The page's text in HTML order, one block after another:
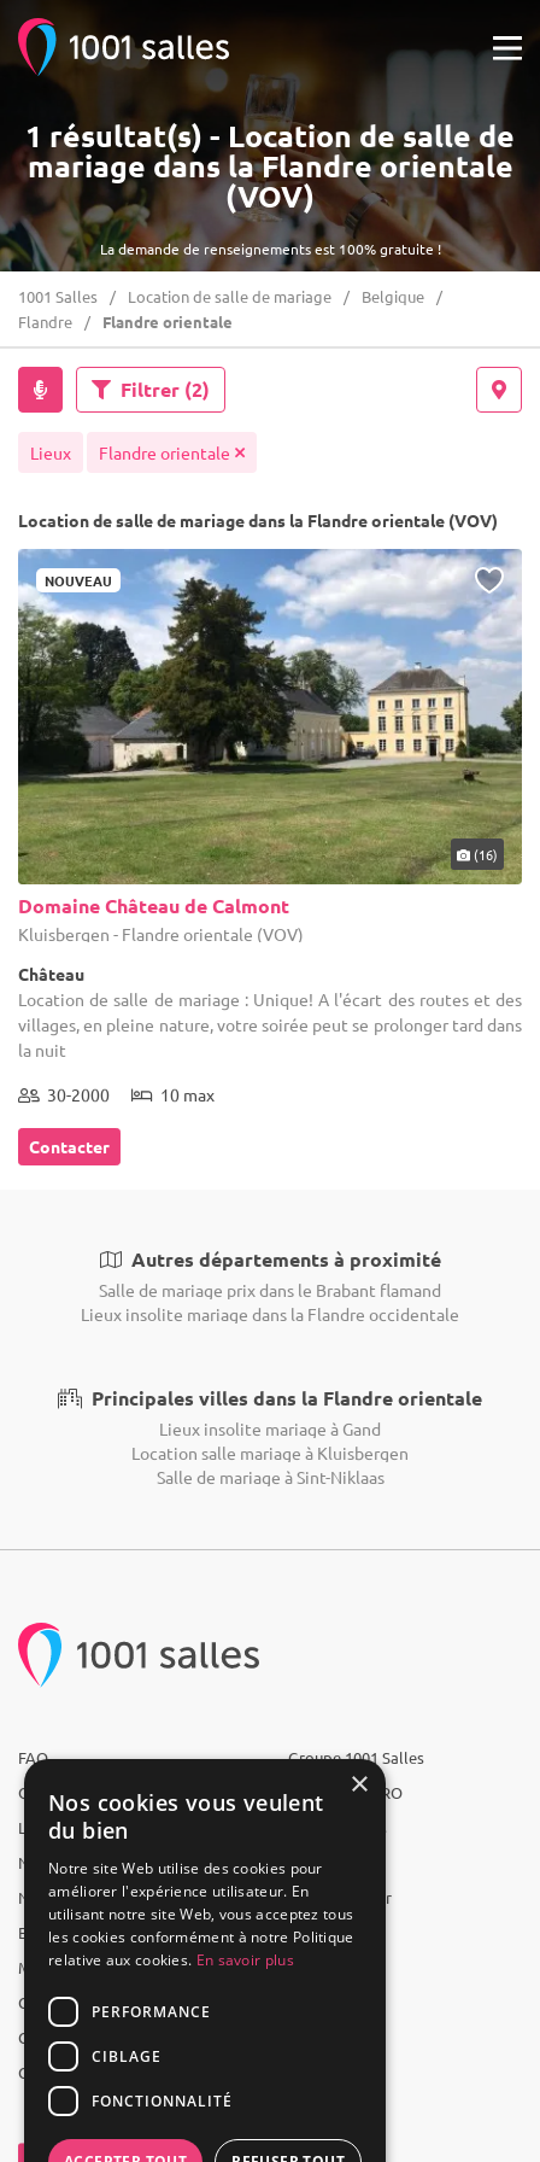
La demande de renseignements est 100% gratuite !
1 résultat(s) - Location de salle de
mariage dans la Flandre orientale
(VOV)
1001 Salles Location de salle de mariage
Belgique
Flandre
Flandre orientale
Filtrer (2)
Lieux Flandre orientale
Location de salle de mariage dans la Flandre orientale (VOV)
NOUVEAU
(16)
Domaine Château de Calmont
Kluisbergen - Flandre orientale (VOV)
Château
Location de salle de mariage : Unique! A l'écart des routes et des
villages, en pleine nature, votre soirée peut se prolonger tard dans
la nuit
30-2000 10 max
Contacter
Autres départements à proximité
Salle de mariage prix dans le Brabant flamand
Lieux insolite mariage dans la Flandre occidentale
Principales villes dans la Flandre orientale
Lieux insolite mariage à Gand
Location salle mariage à Kluisbergen
Salle de mariage à Sint-Niklaas
FAQ
Qui sommes-nous ?
L'équipe
Nous recrutons
Nos partenaires
Espace presse
Mentions légales
CGV
CGU
Contact
Groupe 1001 Salles
1001 Salles PRO
1001 Traiteurs
1001 Artistes
Reserverunbar
MP2
×
Nos cookies vous veulent
du bien
Notre site Web utilise des cookies pour
améliorer l'expérience utilisateur. En
utilisant notre site Web, vous acceptez tous
les cookies conformément à notre Politique
relative aux cookies. En savoir plus
PERFORMANCE
CIBLAGE
FONCTIONNALITÉ